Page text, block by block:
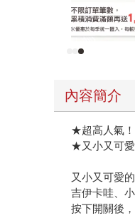
內容簡介
★超高人氣！
★又小又可愛
又小又可愛
吉伊卡哇、
按下開關後